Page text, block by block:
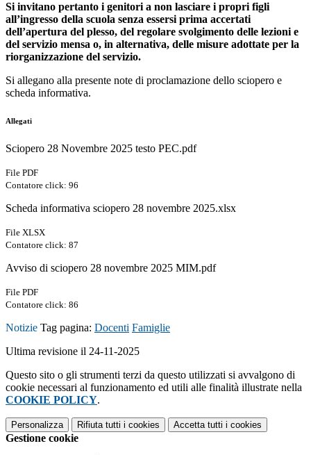
Si invitano pertanto i genitori a non lasciare i propri figli
all’ingresso della scuola senza essersi prima accertati
dell’apertura del plesso, del regolare svolgimento delle lezioni e
del servizio mensa o, in alternativa, delle misure adottate per la
riorganizzazione del servizio.
Si allegano alla presente note di proclamazione dello sciopero e
scheda informativa.
Allegati
Sciopero 28 Novembre 2025 testo PEC.pdf
File PDF
Contatore click: 96
Scheda informativa sciopero 28 novembre 2025.xlsx
File XLSX
Contatore click: 87
Avviso di sciopero 28 novembre 2025 MIM.pdf
File PDF
Contatore click: 86
Notizie Tag pagina: Docenti Famiglie
Ultima revisione il 24-11-2025
Questo sito o gli strumenti terzi da questo utilizzati si avvalgono di
cookie necessari al funzionamento ed utili alle finalità illustrate nella
COOKIE POLICY.
Personalizza Rifiuta tutti i cookies Accetta tutti i cookies
Gestione cookie